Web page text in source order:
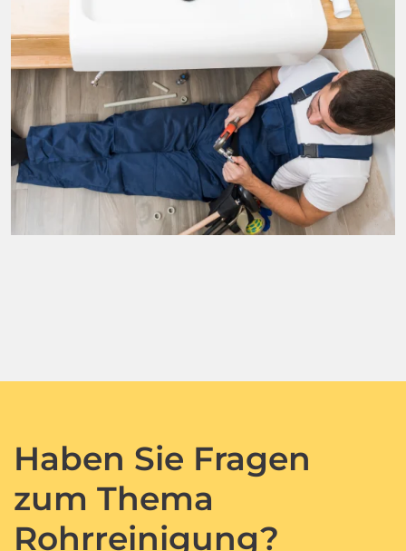
Haben Sie Fragen
zum Thema
Rohrreinigung?